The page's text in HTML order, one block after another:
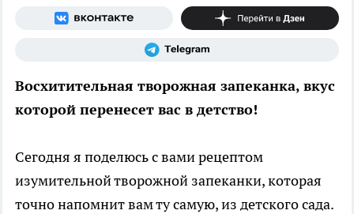
Восхитительная творожная запеканка, вкус
которой перенесет вас в детство!
Сегодня я поделюсь с вами рецептом
изумительной творожной запеканки, которая
точно напомнит вам ту самую, из детского сада.